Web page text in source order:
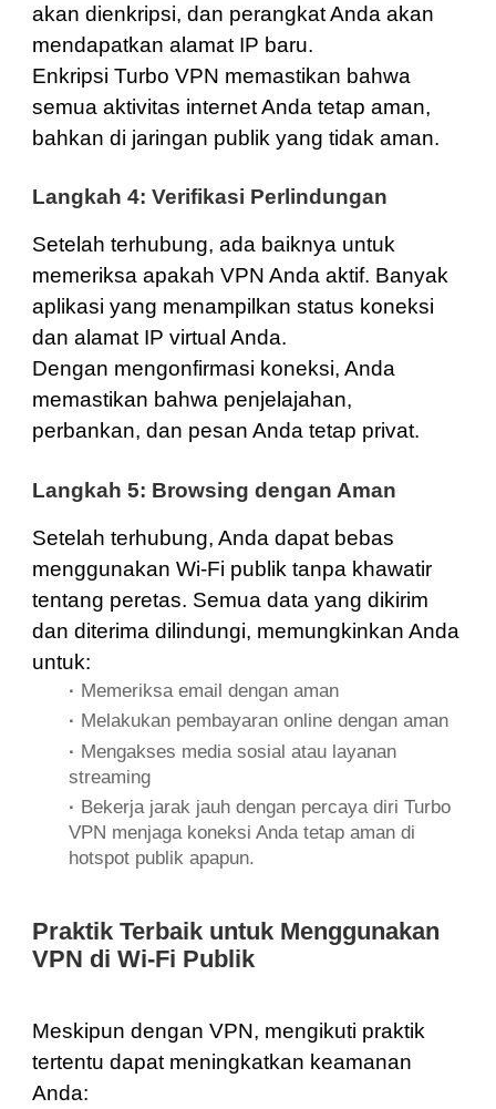
akan dienkripsi, dan perangkat Anda akan
mendapatkan alamat IP baru.
Enkripsi Turbo VPN memastikan bahwa
semua aktivitas internet Anda tetap aman,
bahkan di jaringan publik yang tidak aman.
Langkah 4: Verifikasi Perlindungan
Setelah terhubung, ada baiknya untuk
memeriksa apakah VPN Anda aktif. Banyak
aplikasi yang menampilkan status koneksi
dan alamat IP virtual Anda.
Dengan mengonfirmasi koneksi, Anda
memastikan bahwa penjelajahan,
perbankan, dan pesan Anda tetap privat.
Langkah 5: Browsing dengan Aman
Setelah terhubung, Anda dapat bebas
menggunakan Wi-Fi publik tanpa khawatir
tentang peretas. Semua data yang dikirim
dan diterima dilindungi, memungkinkan Anda
untuk:
· Memeriksa email dengan aman
· Melakukan pembayaran online dengan aman
· Mengakses media sosial atau layanan
streaming
· Bekerja jarak jauh dengan percaya diri Turbo
VPN menjaga koneksi Anda tetap aman di
hotspot publik apapun.
Praktik Terbaik untuk Menggunakan
VPN di Wi-Fi Publik
Meskipun dengan VPN, mengikuti praktik
tertentu dapat meningkatkan keamanan
Anda: